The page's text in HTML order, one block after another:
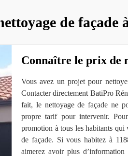
de façade
Connaître le prix de
Vous avez un projet pour
Contacter directement BatiPro
fait, le nettoyage de façade ne
propre tarif pour intervenir.
promotion à tous les habitants
de façade. Si vous habitez à
aimerez avoir plus